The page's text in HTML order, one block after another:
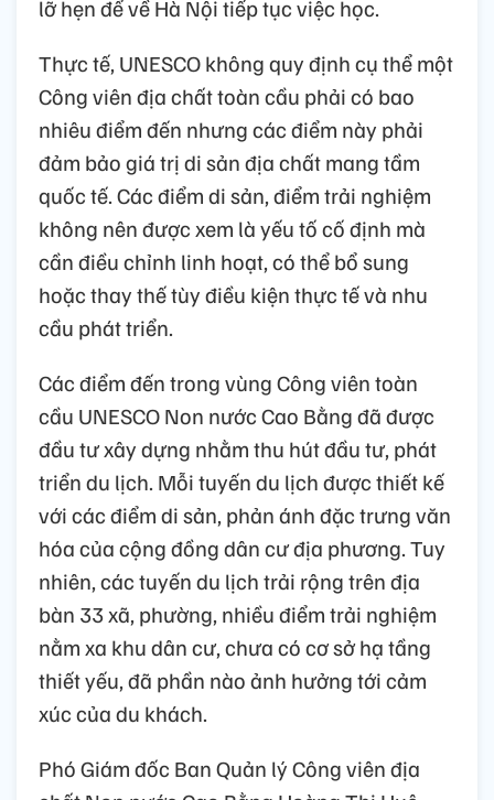
lỡ hẹn để về Hà Nội tiếp tục việc học.
Thực tế, UNESCO không quy định cụ thể một
Công viên địa chất toàn cầu phải có bao
nhiêu điểm đến nhưng các điểm này phải
đảm bảo giá trị di sản địa chất mang tầm
quốc tế. Các điểm di sản, điểm trải nghiệm
không nên được xem là yếu tố cố định mà
cần điều chỉnh linh hoạt, có thể bổ sung
hoặc thay thế tùy điều kiện thực tế và nhu
cầu phát triển.
Các điểm đến trong vùng Công viên toàn
cầu UNESCO Non nước Cao Bằng đã được
đầu tư xây dựng nhằm thu hút đầu tư, phát
triển du lịch. Mỗi tuyến du lịch được thiết kế
với các điểm di sản, phản ánh đặc trưng văn
hóa của cộng đồng dân cư địa phương. Tuy
nhiên, các tuyến du lịch trải rộng trên địa
bàn 33 xã, phường, nhiều điểm trải nghiệm
nằm xa khu dân cư, chưa có cơ sở hạ tầng
thiết yếu, đã phần nào ảnh hưởng tới cảm
xúc của du khách.
Phó Giám đốc Ban Quản lý Công viên địa